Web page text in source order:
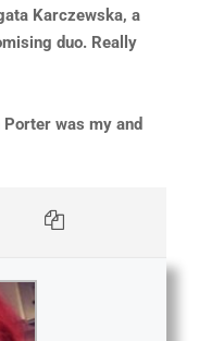
Karczewska, a
duo. Really
was my and